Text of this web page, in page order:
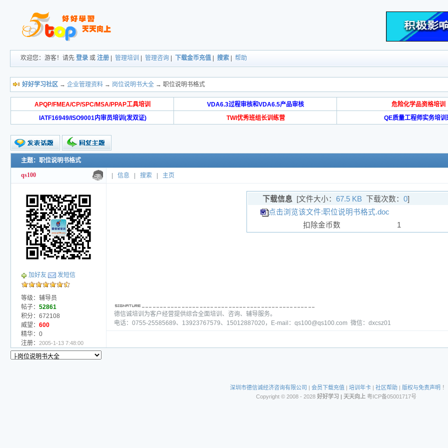
欢迎您：游客！请先登录 或注册 |管理培训 |管理咨询 下载金币充值 |搜索 |帮助
好好学习社区 →企业管理资料 → 岗位说明书大全 → 职位说明书格式
APQP/FMEA/CP/SPC/MSA/PPAP工具培训 VDA6.3过程审核和VDA6.5产品审核 危险化学品资格培训
IATF16949/ISO9001内审员培训(发双证)
TWI优秀班组长训练营 QE质量工程师实务培训
主题：职位说明书格式
qs100 信息 搜索 主页
加好友 发短信
等级：辅导员
帖子： 52861
积分：672108
威望： 600
精华：0
注册：
2005-1-13 7:48:00
下载信息 [文件大小： 67.5 KB 下载次数： 0]
点击浏览该文件:职位说明书格式.doc
扣除金币数
1
德信诚培训为客户经营提供综合全面培训、咨询、辅导服务。
电话：0755-25585689、13923767579、15012887020，E-mail：qs100@qs100.com 微信：dxcsz01
深圳市德信诚经济咨询有限公司 | 会员下载充值| 培训年卡| 社区帮助| 版权与免责声明 ！
Copyright © 2008 - 2028 好好学习 | 天天向上 粤ICP备05001717号